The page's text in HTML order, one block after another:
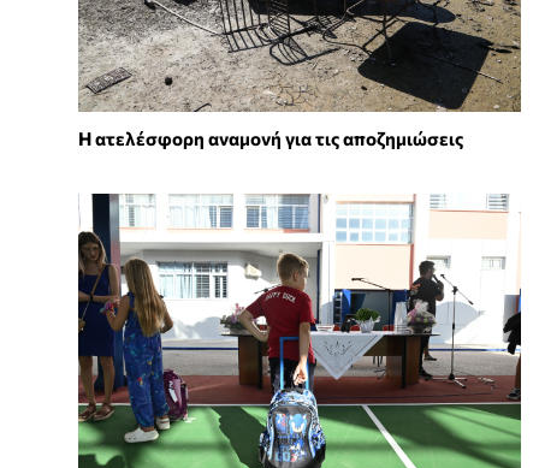
Η ατελέσφορη αναμονή για τις αποζημιώσεις